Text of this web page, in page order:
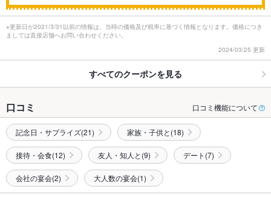
※更新日が2021/3/31以前の情報は、当時の価格及び税率に基づく情報となります。価格につき
ましては直接店舗へお問い合わせください。
2024/03/25 更新
すべてのクーポンを見る
口コミ 口コミ機能について
記念日・サプライズ(21) 家族・子供と(18)
接待・会食(12) 友人・知人と(9) デート(7)
会社の宴会(2) 大人数の宴会(1)